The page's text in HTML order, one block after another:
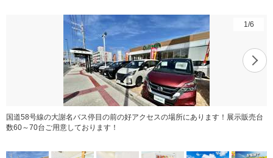
1 /6
国道58号線の大謝名バス停目の前の好アクセスの場所にあります！展示販売台
数60～70台ご用意しております！